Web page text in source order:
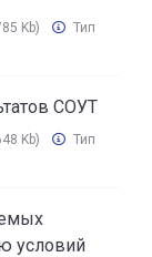
Kb)
Тип
СОУТ
Kb)
Тип
условий